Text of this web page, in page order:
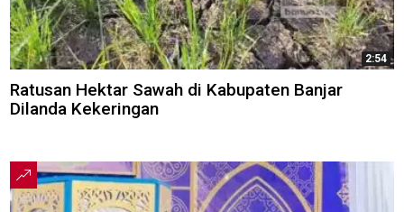
2:54
Ratusan Hektar Sawah di Kabupaten Banjar
Dilanda Kekeringan